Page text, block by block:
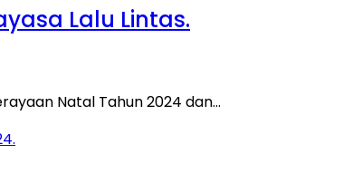
Lalu Lintas.
Natal Tahun 2024 dan…